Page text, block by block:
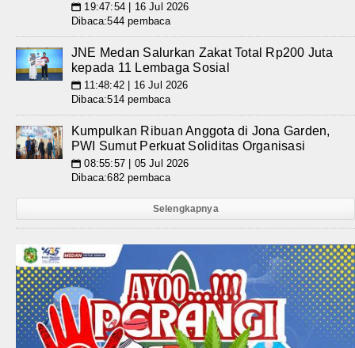
📅 19:47:54 | 16 Jul 2026
Dibaca:544 pembaca
JNE Medan Salurkan Zakat Total Rp200 Juta
kepada 11 Lembaga Sosial
📅 11:48:42 | 16 Jul 2026
Dibaca:514 pembaca
Kumpulkan Ribuan Anggota di Jona Garden,
PWI Sumut Perkuat Soliditas Organisasi
📅 08:55:57 | 05 Jul 2026
Dibaca:682 pembaca
Selengkapnya